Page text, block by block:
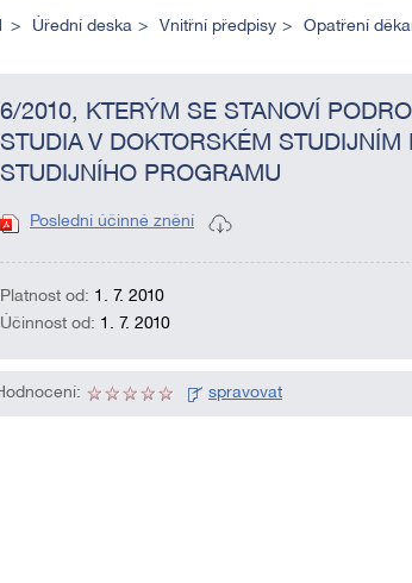
Úřední deska Vnitřní předpisy Opatření
6/2010, KTERÝM SE STANOVÍ
STUDIA V DOKTORSKÉM
STUDIJNÍHO PROGRAMU
Poslední účinné znění
Platnost od: 1. 7. 2010
Účinnost od: 1. 7. 2010
spravovat